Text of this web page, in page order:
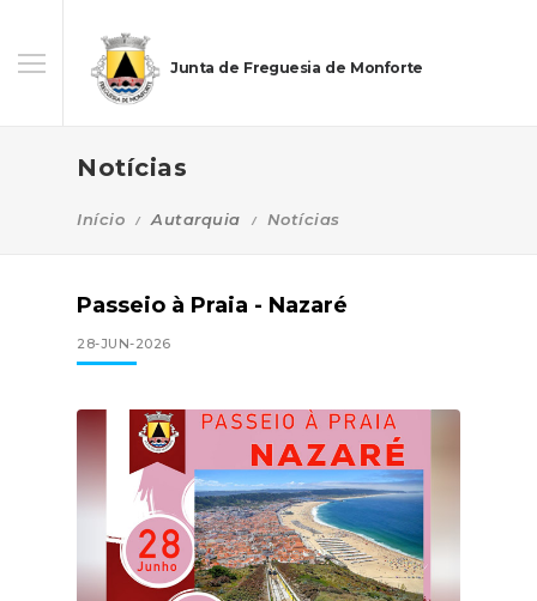
Junta de Freguesia de Monforte
Notícias
Início Autarquia Notícias
Passeio à Praia - Nazaré
28-JUN-2026